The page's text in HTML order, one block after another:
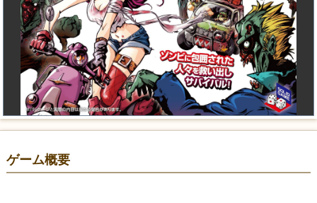
ゲーム概要